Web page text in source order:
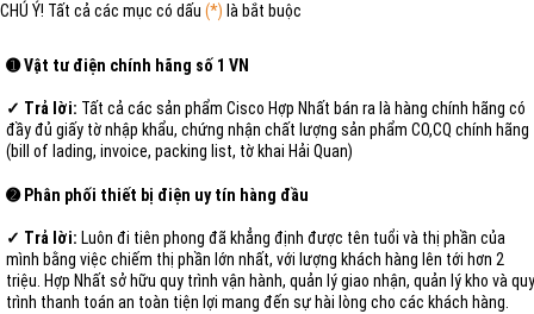
CHÚ Ý! Tất cả các mục có dấu (*) là bắt buộc
➊ Vật tư điện chính hãng số 1 VN
✓ Trả lời: Tất cả các sản phẩm Cisco Hợp Nhất bán ra là hàng chính hãng có
đầy đủ giấy tờ nhập khẩu, chứng nhận chất lượng sản phẩm CO,CQ chính hãng
(bill of lading, invoice, packing list, tờ khai Hải Quan)
➋ Phân phối thiết bị điện uy tín hàng đầu
✓ Trả lời: Luôn đi tiên phong đã khẳng định được tên tuổi và thị phần của
mình bằng việc chiếm thị phần lớn nhất, với lượng khách hàng lên tới hơn 2
triệu. Hợp Nhất sở hữu quy trình vận hành, quản lý giao nhận, quản lý kho và quy
trình thanh toán an toàn tiện lợi mang đến sự hài lòng cho các khách hàng.